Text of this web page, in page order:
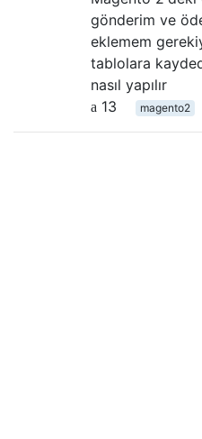
gönderim ve
eklemem
tablolara
nasıl yapılır
13
magento2